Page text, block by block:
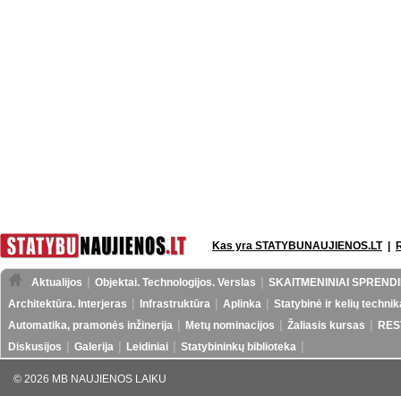
Kas yra STATYBUNAUJIENOS.LT|
Aktualijos Objektai. Technologijos. Verslas
SKAITMENINIAI
Architektūra. Interjeras
Infrastruktūra Aplinka
Statybinė ir kelių
Automatika, pramonės inžinerija
Metų nominacijos Žaliasis kursas
Diskusijos
Galerija Leidiniai Statybininkų biblioteka
© 2026 MB NAUJIENOS LAIKU